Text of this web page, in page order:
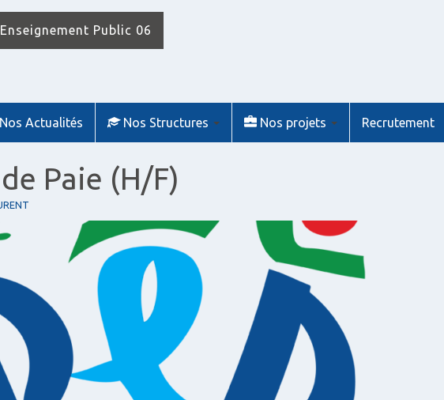
Public 06
Nos Actualités Nos Structures Nos projets Recrutement
Paie (H/F)